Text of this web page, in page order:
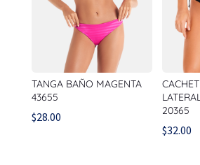
TANGA BAÑO MAGENTA
43655
$28.00
20365
$32.00